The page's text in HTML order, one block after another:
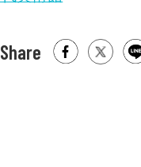
Share